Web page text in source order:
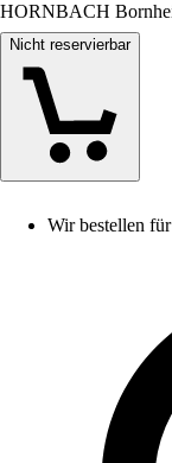
HORNBACH
Nicht reservierbar
Wir bestellen